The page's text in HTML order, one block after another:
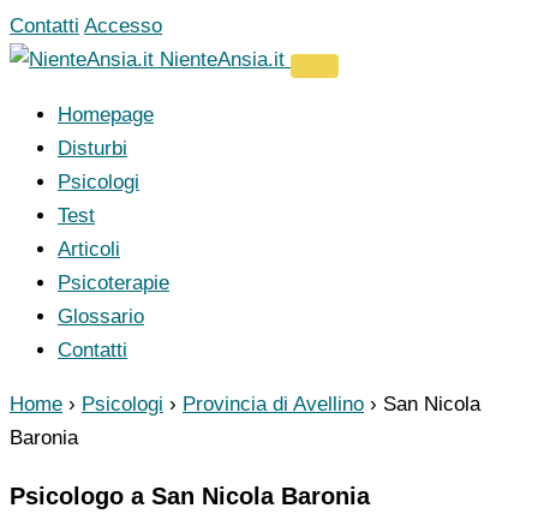
Vai
al
Contatti Accesso
NienteAnsia.it
Homepage
Disturbi
Psicologi
Test
Articoli
Psicoterapie
Glossario
Contatti
Home › Psicologi › Provincia di Avellino › San Nicola
Baronia
Psicologo a San Nicola Baronia